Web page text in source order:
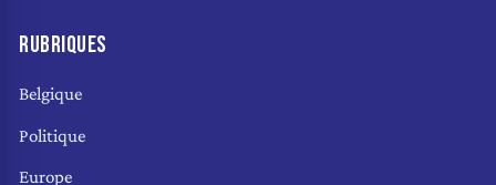
RUBRIQUES
Belgique
Politique
Europe